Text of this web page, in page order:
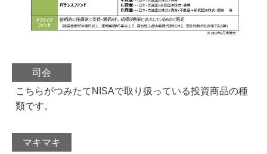
司会
こちらがつみたてNISAで取り扱っている投資商品の種
類です。
マキマキ